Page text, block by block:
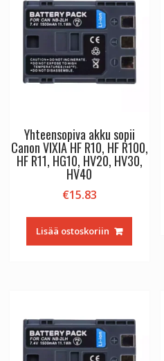
PV-
SD5000
EZ30U
määrä
Yhteensopiva akku sopii
Canon VIXIA HF R10, HF R100,
HF R11, HG10, HV20, HV30,
HV40
€15.83
Lisää ostoskoriin